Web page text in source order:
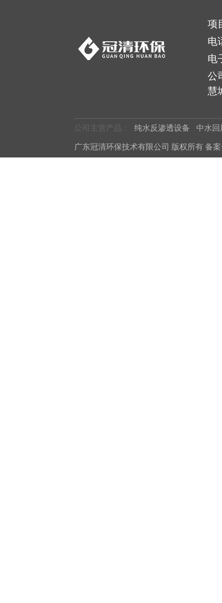
项
电
电
公
慧
公司主营产品： 纯水反渗透设备 中水回
广东冠清环保技术有限公司 版权所有 备